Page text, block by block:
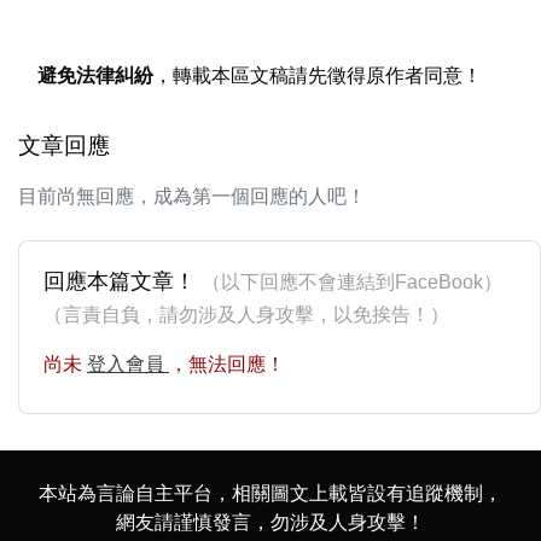
避免法律糾紛，轉載本區文稿請先徵得原作者同意！
文章回應
目前尚無回應，成為第一個回應的人吧！
回應本篇文章！
（以下回應不會連結到FaceBook）
（言責自負，請勿涉及人身攻擊，以免挨告！）
尚未 登入會員 ，無法回應！
本站為言論自主平台，相關圖文上載皆設有追蹤機制，
網友請謹慎發言，勿涉及人身攻擊！